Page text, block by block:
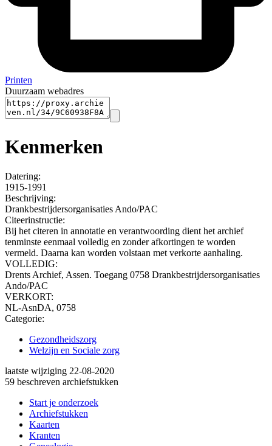
Printen
Duurzaam webadres
Kenmerken
Datering:
1915-1991
Beschrijving:
Drankbestrijdersorganisaties Ando/PAC
Citeerinstructie:
Bij het citeren in annotatie en verantwoording dient het archief
tenminste eenmaal volledig en zonder afkortingen te worden
vermeld. Daarna kan worden volstaan met verkorte aanhaling.
VOLLEDIG:
Drents Archief, Assen. Toegang 0758 Drankbestrijdersorganisaties
Ando/PAC
VERKORT:
NL-AsnDA, 0758
Categorie:
Gezondheidszorg
Welzijn en Sociale zorg
laatste wijziging 22-08-2020
59 beschreven archiefstukken
Start je onderzoek
Archiefstukken
Kaarten
Kranten